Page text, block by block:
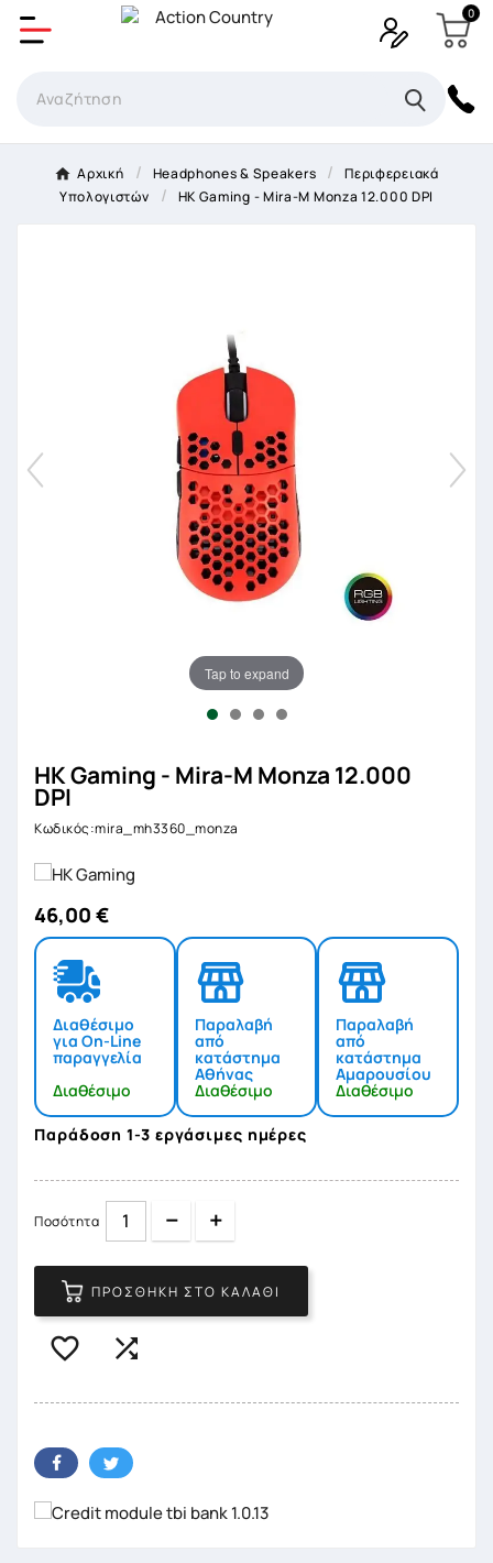
0
Αρχική Headphones & Speakers
Περιφερειακά
Υπολογιστών
HK Gaming - Mira-M Monza 12.000 DPI
Tap to expand
HK Gaming - Mira-M Monza 12.000
DPI
Κωδικός:mira_mh3360_monza
46,00 €
Διαθέσιμο
για On-Line
παραγγελία
Διαθέσιμο
Παραλαβή
από
κατάστημα
Αθήνας
Διαθέσιμο
Παραλαβή
από
κατάστημα
Αμαρουσίου
Διαθέσιμο
Παράδοση 1-3 εργάσιμες ημέρες
Ποσότητα Quantity
ΠΡΟΣΘΉΚΗ ΣΤΟ ΚΑΛΆΘΙ
 
Δημιουργία λίστα επιθυμητών
×
Όνομα Λίστα επιθυμιτών
Ακύρωση Δημιουργία λίστα επιθυμητών